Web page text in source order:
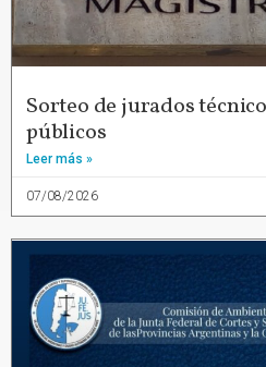
Sorteo de jurados
públicos
Leer más »
07/08/2026